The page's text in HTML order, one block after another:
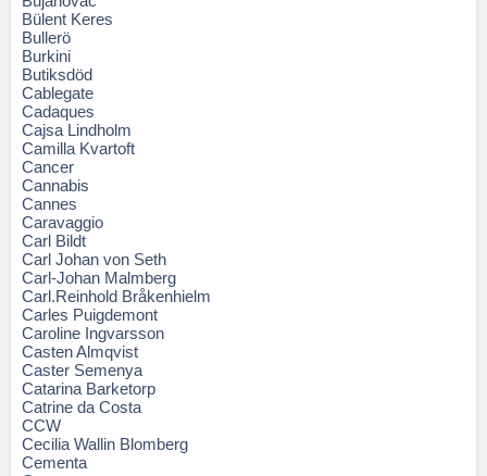
Bülent Keres
Bullerö
Burkini
Butiksdöd
Cablegate
Cadaques
Cajsa Lindholm
Camilla Kvartoft
Cancer
Cannabis
Cannes
Caravaggio
Carl Bildt
Carl Johan von Seth
Carl-Johan Malmberg
Carl.Reinhold Bråkenhielm
Carles Puigdemont
Caroline Ingvarsson
Casten Almqvist
Caster Semenya
Catarina Barketorp
Catrine da Costa
CCW
Cecilia Wallin Blomberg
Cementa